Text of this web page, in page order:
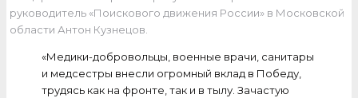
руководитель «Поискового движения России» в Московской
области Антон Кузнецов.
«Медики-добровольцы, военные врачи, санитары
и медсестры внесли огромный вклад в Победу,
трудясь как на фронте, так и в тылу. Зачастую